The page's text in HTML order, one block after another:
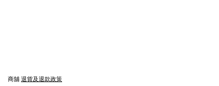
商舖 退貨及退款政策